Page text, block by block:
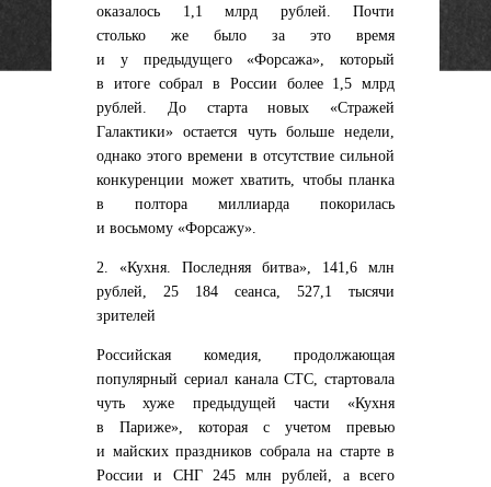
оказалось 1,1 млрд рублей. Почти
столько же было за это время
и у предыдущего «Форсажа», который
в итоге собрал в России более 1,5 млрд
рублей. До старта новых «Стражей
Галактики» остается чуть больше недели,
однако этого времени в отсутствие сильной
конкуренции может хватить, чтобы планка
в полтора миллиарда покорилась
и восьмому «Форсажу».
2. «Кухня. Последняя битва», 141,6 млн
рублей, 25 184 сеанса, 527,1 тысячи
зрителей
Российская комедия, продолжающая
популярный сериал канала СТС, стартовала
чуть хуже предыдущей части «Кухня
в Париже», которая с учетом превью
и майских праздников собрала на старте в
России и СНГ 245 млн рублей, а всего